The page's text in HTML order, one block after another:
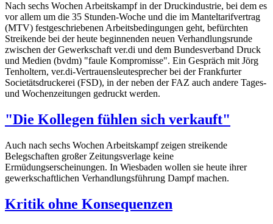
Nach sechs Wochen Arbeitskampf in der Druckindustrie, bei dem es
vor allem um die 35 Stunden-Woche und die im Manteltarifvertrag
(MTV) festgeschriebenen Arbeitsbedingungen geht, befürchten
Streikende bei der heute beginnenden neuen Verhandlungsrunde
zwischen der Gewerkschaft ver.di und dem Bundesverband Druck
und Medien (bvdm) "faule Kompromisse". Ein Gespräch mit Jörg
Tenholtern, ver.di-Vertrauensleutesprecher bei der Frankfurter
Societätsdruckerei (FSD), in der neben der FAZ auch andere Tages-
und Wochenzeitungen gedruckt werden.
"Die Kollegen fühlen sich verkauft"
Auch nach sechs Wochen Arbeitskampf zeigen streikende
Belegschaften großer Zeitungsverlage keine
Ermüdungserscheinungen. In Wiesbaden wollen sie heute ihrer
gewerkschaftlichen Verhandlungsführung Dampf machen.
Kritik ohne Konsequenzen